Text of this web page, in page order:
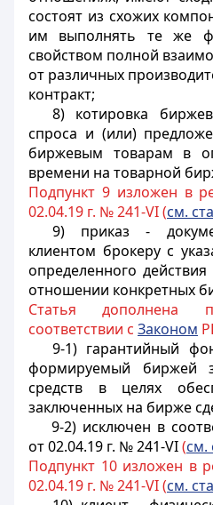
состоят из схожих
им выполнять те же
свойством полной
от различных
контракт;
8) котировка
спроса и (или)
биржевым товарам в
времени на товарной
Подпункт 9 изложен в
02.04.19 г. № 241-VI (см.
9) приказ -
клиентом брокеру с
определенного
отношении конкретных
Статья дополнена
соответствии с Законом
9-1) гарантийный
формируемый биржей
средств в целях
заключенных на бирже
9-2) исключен в
от 02.04.19 г. № 241-VI(см.
Подпункт 10 изложен в
02.04.19 г. № 241-VI (см.